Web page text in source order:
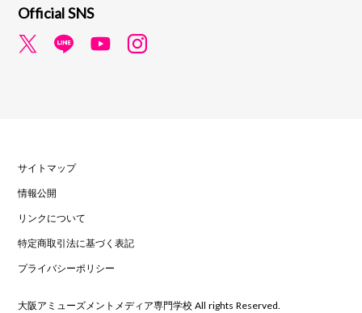
Official SNS
サイトマップ
情報公開
リンクについて
特定商取引法に基づく表記
プライバシーポリシー
大阪アミューズメントメディア専門学校 All rights Reserved.